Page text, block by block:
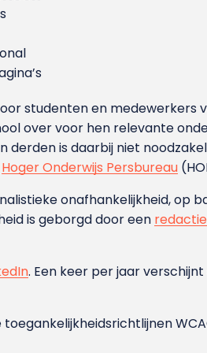
studenten en medewerkers
over voor hen relevante
is daarbij niet
Hoger Onderwijs Persbureau
onafhankelijkheid, op
is geborgd door een
. Een keer per jaar